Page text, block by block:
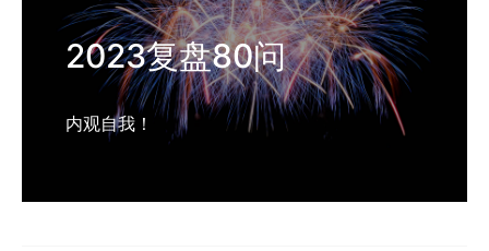
2023复盘80问
内观自我！